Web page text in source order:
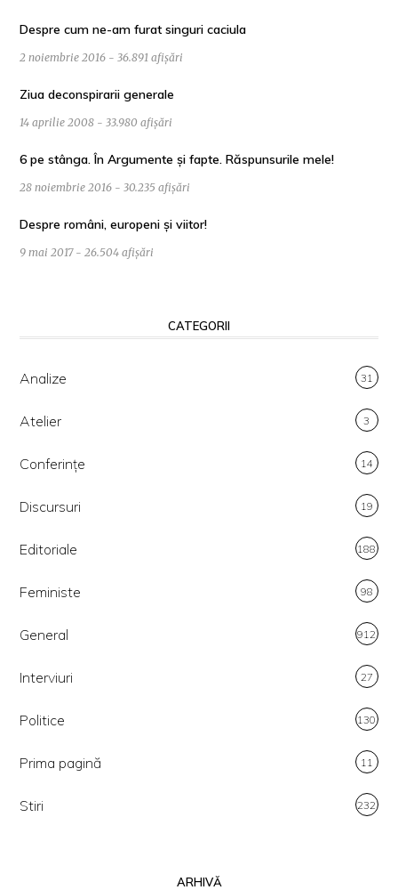
Despre cum ne-am furat singuri caciula
2 noiembrie 2016 - 36.891 afișări
Ziua deconspirarii generale
14 aprilie 2008 - 33.980 afișări
6 pe stânga. În Argumente și fapte. Răspunsurile mele!
28 noiembrie 2016 - 30.235 afișări
Despre români, europeni și viitor!
9 mai 2017 - 26.504 afișări
CATEGORII
Analize 31
Atelier 3
Conferințe 14
Discursuri 19
Editoriale 188
Feministe 98
General 912
Interviuri 27
Politice 130
Prima pagină 11
Stiri 232
ARHIVĂ